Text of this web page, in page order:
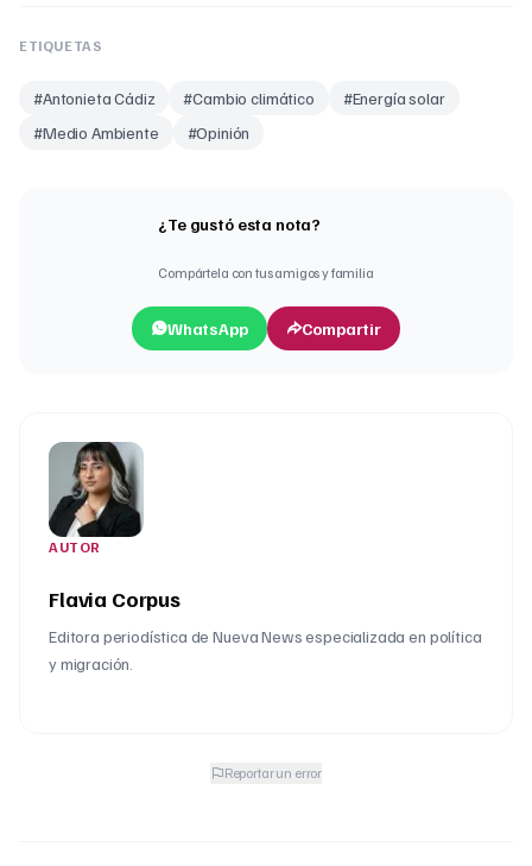
ETIQUETAS
#Antonieta Cádiz #Cambio climático #Energía solar
#Medio Ambiente #Opinión
¿Te gustó esta nota?
Compártela con tus amigos y familia
WhatsApp Compartir
AUTOR
Flavia Corpus
Editora periodística de Nueva News especializada en política
y migración.
Reportar un error